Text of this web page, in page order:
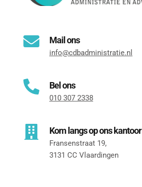
Mail ons
info@cdbadministratie.nl
Bel ons
010 307 2338
Kom langs op ons kantoor
Fransenstraat 19,
3131 CC Vlaardingen